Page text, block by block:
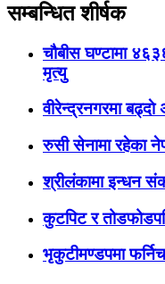
सम्बन्धित शीर्षक
चौबीस घण्टामा
मृत्यु
वीरेन्द्रनगरमा बढ्दाे
रुसी सेनामा रहेका
श्रीलंकामा इन्धन
कुटपिट र
भृकुटीमण्डपमा